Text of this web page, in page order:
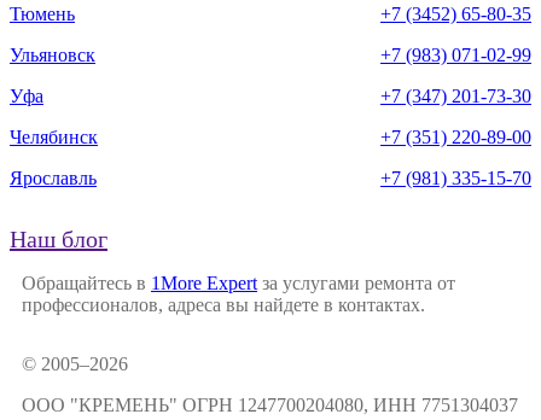
Тюмень
+7 (3452) 65-80-35
Ульяновск
+7 (983) 071-02-99
Уфа
+7 (347) 201-73-30
Челябинск
+7 (351) 220-89-00
Ярославль
+7 (981) 335-15-70
Наш блог
Обращайтесь в 1More Expert за услугами ремонта от
профессионалов, адреса вы найдете в контактах.
© 2005–2026
ООО "КРЕМЕНЬ" ОГРН 1247700204080, ИНН 7751304037